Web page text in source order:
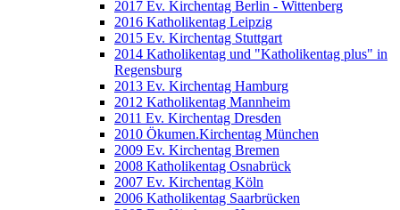
2017 Ev. Kirchentag Berlin - Wittenberg
2016 Katholikentag Leipzig
2015 Ev. Kirchentag Stuttgart
2014 Katholikentag und "Katholikentag plus" in
Regensburg
2013 Ev. Kirchentag Hamburg
2012 Katholikentag Mannheim
2011 Ev. Kirchentag Dresden
2010 Ökumen.Kirchentag München
2009 Ev. Kirchentag Bremen
2008 Katholikentag Osnabrück
2007 Ev. Kirchentag Köln
2006 Katholikentag Saarbrücken